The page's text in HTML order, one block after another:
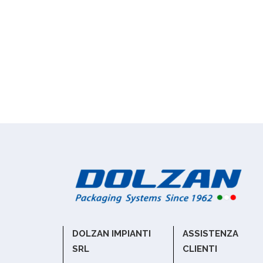
DOLZAN IMPIANTI
SRL
ASSISTENZA
CLIENTI